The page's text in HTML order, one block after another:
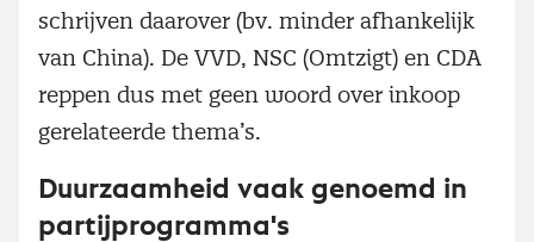
schrijven daarover (bv. minder afhankelijk
van China). De VVD, NSC (Omtzigt) en CDA
reppen dus met geen woord over inkoop
gerelateerde thema’s.
Duurzaamheid vaak genoemd in
partijprogramma's